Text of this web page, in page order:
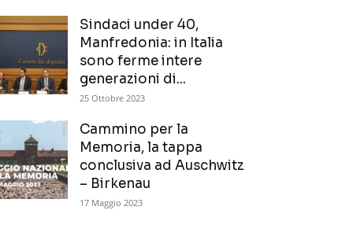
Sindaci under 40,
Manfredonia: in Italia
sono ferme intere
generazioni di...
25 Ottobre 2023
Cammino per la
Memoria, la tappa
conclusiva ad Auschwitz
– Birkenau
17 Maggio 2023